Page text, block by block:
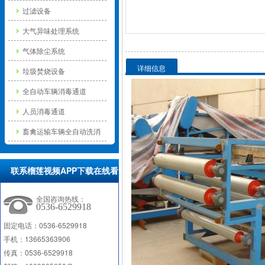
过滤设备
大气异味处理系统
气体除尘系统
垃圾焚烧设备
全自动车辆消毒通道
人员消毒通道
畜禽运输车辆全自动洗消
联系榴莲视频APP下载在线看
环保
全国咨询热线：
0536-6529918
固定电话：0536-6529918
手机：13665363906
传真：0536-6529918
详细信息